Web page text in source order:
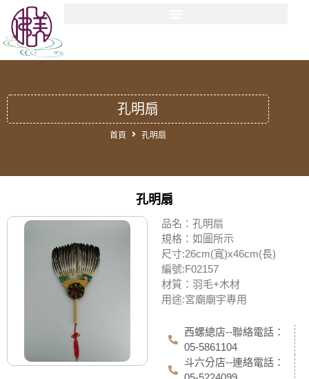
孔明扇
首頁 孔明扇
孔明扇
品名：孔明扇
規格：如圖所示
尺寸:26cm(寬)x46cm(長)
編號:F02157
材質：羽毛+木材
用途:宮廟廟宇專用
西螺總店--聯絡電話：
05-5861104
斗六分店--連絡電話：